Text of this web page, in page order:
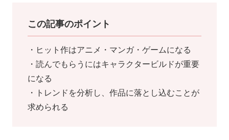
この記事のポイント
・ヒット作はアニメ・マンガ・ゲームになる
・読んでもらうにはキャラクタービルドが重要
になる
・トレンドを分析し、作品に落とし込むことが
求められる